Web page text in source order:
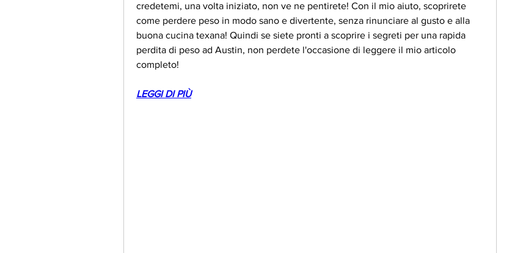
credetemi, una volta iniziato, non ve ne pentirete! Con il mio aiuto, scoprirete
come perdere peso in modo sano e divertente, senza rinunciare al gusto e alla
buona cucina texana! Quindi se siete pronti a scoprire i segreti per una rapida
perdita di peso ad Austin, non perdete l'occasione di leggere il mio articolo
completo!
LEGGI DI PIÙ